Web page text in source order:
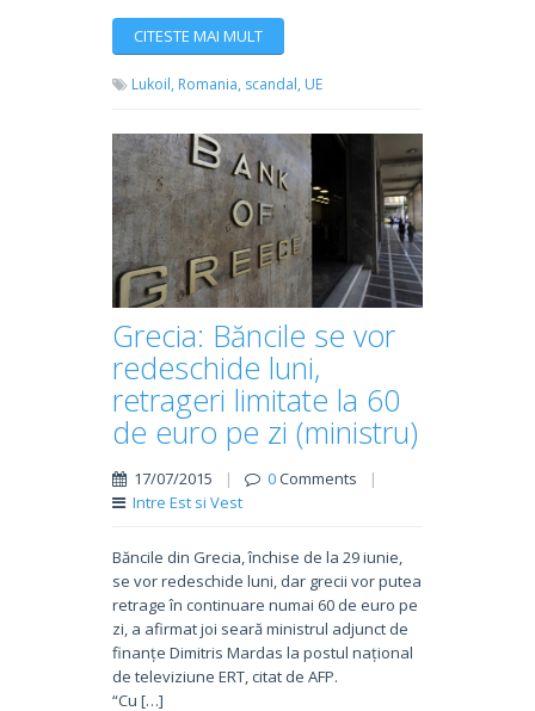
CITESTE MAI MULT
Lukoil, Romania, scandal, UE
Grecia: Băncile se vor
redeschide luni,
retrageri limitate la 60
de euro pe zi (ministru)
17/07/2015 | 0Comments
|
Intre Est si Vest
Băncile din Grecia, închise de la 29 iunie,
se vor redeschide luni, dar grecii vor putea
retrage în continuare numai 60 de euro pe
zi, a afirmat joi seară ministrul adjunct de
finanțe Dimitris Mardas la postul național
de televiziune ERT, citat de AFP.
“Cu […]